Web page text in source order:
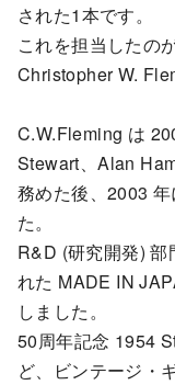
された1本です。
これを担当したの
Christopher W.
C.W.Fleming は
Stewart、Alan
務めた後、2003
た。
R&D (研究開発) 部
れた MADE IN
しました。
50周年記念 1954
ど、ビンテージ・